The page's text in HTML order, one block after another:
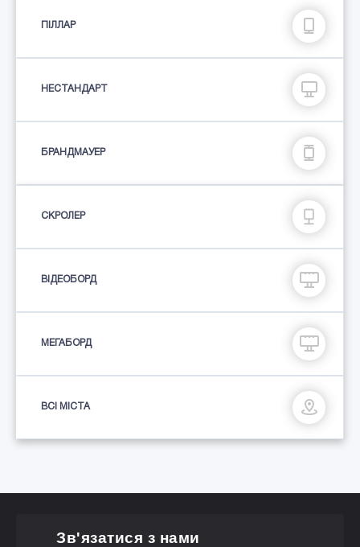
ПIЛЛАР
НЕСТАНДАРТ
БРАНДМАУЕР
СКРОЛЕР
ВІДЕОБОРД
МЕГАБОРД
ВСІ МІСТА
Зв'язатися з нами